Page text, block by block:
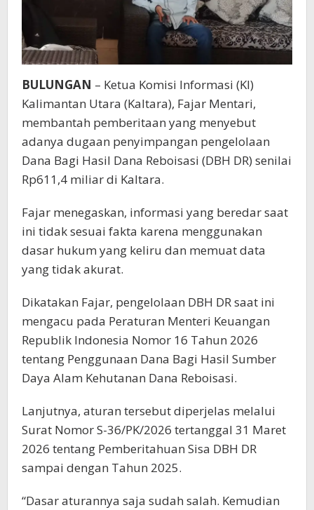
BULUNGAN – Ketua Komisi Informasi (KI)
Kalimantan Utara (Kaltara), Fajar Mentari,
membantah pemberitaan yang menyebut
adanya dugaan penyimpangan pengelolaan
Dana Bagi Hasil Dana Reboisasi (DBH DR) senilai
Rp611,4 miliar di Kaltara.
Fajar menegaskan, informasi yang beredar saat
ini tidak sesuai fakta karena menggunakan
dasar hukum yang keliru dan memuat data
yang tidak akurat.
Dikatakan Fajar, pengelolaan DBH DR saat ini
mengacu pada Peraturan Menteri Keuangan
Republik Indonesia Nomor 16 Tahun 2026
tentang Penggunaan Dana Bagi Hasil Sumber
Daya Alam Kehutanan Dana Reboisasi.
Lanjutnya, aturan tersebut diperjelas melalui
Surat Nomor S-36/PK/2026 tertanggal 31 Maret
2026 tentang Pemberitahuan Sisa DBH DR
sampai dengan Tahun 2025.
“Dasar aturannya saja sudah salah. Kemudian